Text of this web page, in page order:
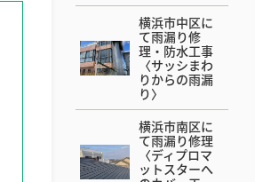
横浜市中区に
て雨漏り修
理・防水工事
〈サッシまわ
りからの雨漏
り〉
横浜市南区に
て雨漏り修理
〈ディプロマ
ットスターへ